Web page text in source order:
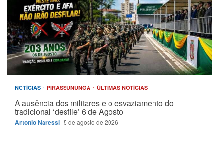
NOTÍCIAS PIRASSUNUNGA ÚLTIMAS NOTÍCIAS
A ausência dos militares e o esvaziamento do
tradicional ‘desfile’ 6 de Agosto
Antonio Naressi 5 de agosto de 2026